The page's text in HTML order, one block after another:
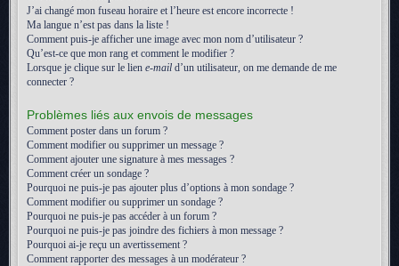
J’ai changé mon fuseau horaire et l’heure est encore incorrecte !
Ma langue n’est pas dans la liste !
Comment puis-je afficher une image avec mon nom d’utilisateur ?
Qu’est-ce que mon rang et comment le modifier ?
Lorsque je clique sur le lien e-mail d’un utilisateur, on me demande de me
connecter ?
Problèmes liés aux envois de messages
Comment poster dans un forum ?
Comment modifier ou supprimer un message ?
Comment ajouter une signature à mes messages ?
Comment créer un sondage ?
Pourquoi ne puis-je pas ajouter plus d’options à mon sondage ?
Comment modifier ou supprimer un sondage ?
Pourquoi ne puis-je pas accéder à un forum ?
Pourquoi ne puis-je pas joindre des fichiers à mon message ?
Pourquoi ai-je reçu un avertissement ?
Comment rapporter des messages à un modérateur ?